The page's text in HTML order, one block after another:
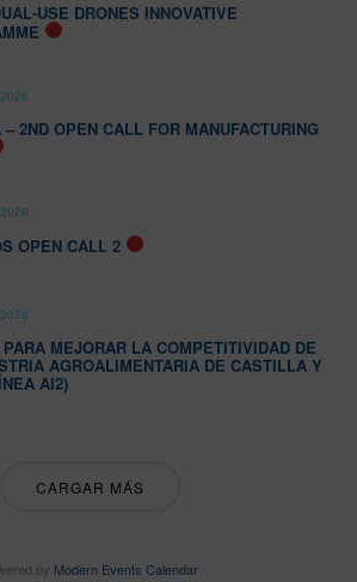
USE DRONES INNOVATIVE
– 2ND OPEN CALL FOR MANUFACTURING
OPEN CALL 2
MEJORAR LA COMPETITIVIDAD DE
AGROALIMENTARIA DE CASTILLA Y
AI2)
CARGAR MÁS
by Modern Events Calendar